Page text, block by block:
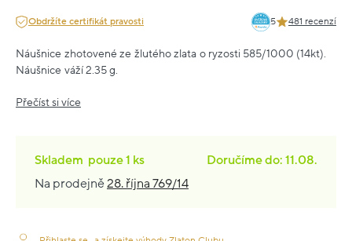
Obdržíte certifikát pravosti 5 481 recenzí
Náušnice zhotovené ze žlutého zlata o ryzosti 585/1000 (14kt).
Náušnice váží 2.35 g.
Přečíst si více
Skladem pouze1 ks
Doručíme do: 11.08.
Na prodejně28. října 769/14